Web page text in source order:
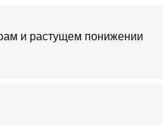
и растущем понижении